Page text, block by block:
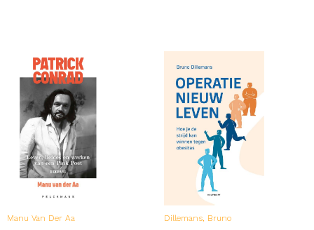
Manu Van Der Aa Dillemans, Bruno